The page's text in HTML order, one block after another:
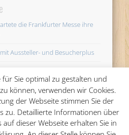
die Frankfurter Messe ihre
Aussteller- und Besucherplus
mit 4.454 Ausstellern im
und Gedeckter Tisch
Pressemappe für die Messe
Sie optimal zu gestalten und
können, verwenden wir Cookies.
der Webseite stimmen Sie der
zu. Detaillierte Informationen über
auf dieser Webseite erhalten Sie in